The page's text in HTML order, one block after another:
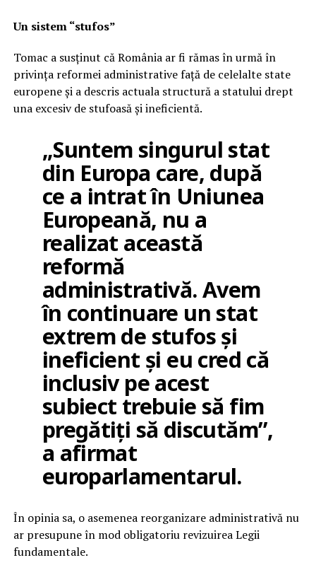
Un sistem “stufos”
Tomac a susținut că România ar fi rămas în urmă în
privința reformei administrative față de celelalte state
europene și a descris actuala structură a statului drept
una excesiv de stufoasă și ineficientă.
„Suntem singurul stat
din Europa care, după
ce a intrat în Uniunea
Europeană, nu a
realizat această
reformă
administrativă. Avem
în continuare un stat
extrem de stufos și
ineficient și eu cred că
inclusiv pe acest
subiect trebuie să fim
pregătiți să discutăm”,
a afirmat
europarlamentarul.
În opinia sa, o asemenea reorganizare administrativă nu
ar presupune în mod obligatoriu revizuirea Legii
fundamentale.